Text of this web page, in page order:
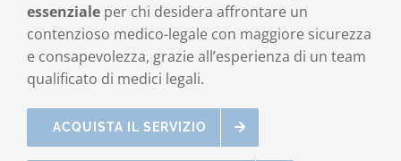
essenzialeper chi desidera affrontare un
contenzioso medico-legale con maggiore sicurezza
e consapevolezza, grazie all’esperienza di un team
qualificato di medici legali.
ACQUISTA IL SERVIZIO